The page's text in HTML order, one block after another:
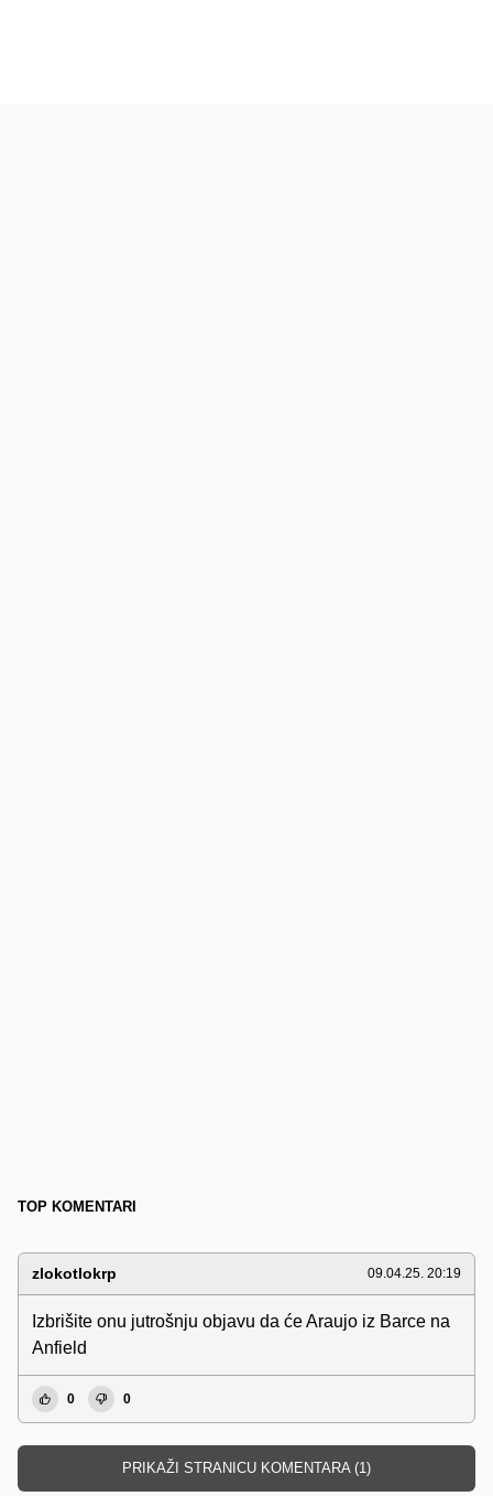
TOP KOMENTARI
zlokotlokrp 09.04.25. 20:19
Izbrišite onu jutrošnju objavu da će Araujo iz Barce na
Anfield
0 0
PRIKAŽI STRANICU KOMENTARA (1)